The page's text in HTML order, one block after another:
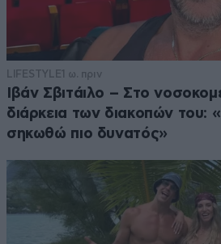
LIFESTYLE1 ω. πριν
Ιβάν Σβιτάιλο – Στο
διάρκεια των διακοπών του:
σηκωθώ πιο δυνατός»